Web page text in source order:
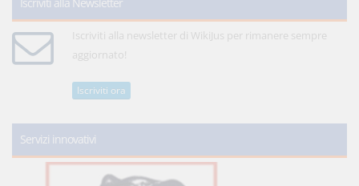
Iscriviti alla newsletter di WikiJus per rimanere sempre
aggiornato!
Iscriviti ora
Servizi innovativi